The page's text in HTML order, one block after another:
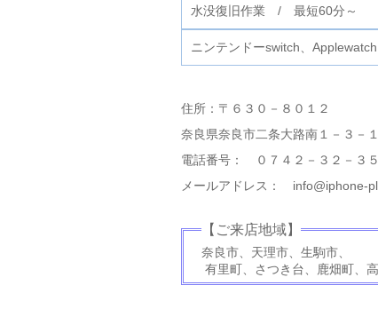
水没復旧作業 / 最短60分～
ニンテンドーswitch、
住所：〒６３０－８０１２
奈良県奈良市二条大路南１－３－
電話番号： ０７４２－３２－３
メールアドレス： info@iphone-
【ご来店地域】
奈良市、天理市、生駒市、
有里町、さつき台、鹿畑町、